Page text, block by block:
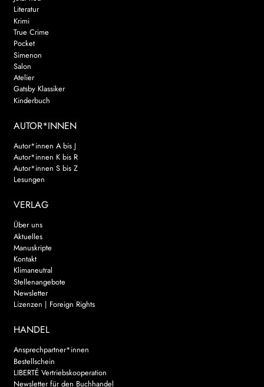
Literatur
Krimi
True Crime
Pocket
Simenon
Salon
Atelier
Gatsby Klassiker
Kinderbuch
AUTOR*INNEN
Autor*innen A bis J
Autor*innen K bis R
Autor*innen S bis Z
Lesungen
VERLAG
Über uns
Aktuelles
Manuskripte
Kontakt
Klimaneutral
Stellenangebote
Newsletter
Lizenzen | Foreign Rights
HANDEL
Ansprechpartner*innen
Bestellschein
LIBERTÉ Vertriebskooperation
Newsletter für den Buchhandel